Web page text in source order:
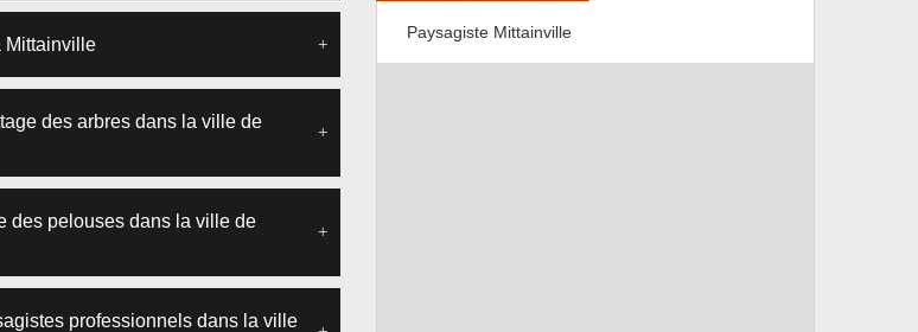
Mittainville
des arbres dans la ville de
des pelouses dans la ville de
professionnels dans la ville
Paysagiste Mittainville